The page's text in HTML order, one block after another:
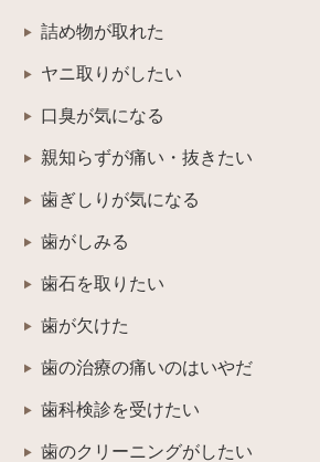
詰め物が取れた
ヤニ取りがしたい
口臭が気になる
親知らずが痛い・抜きたい
歯ぎしりが気になる
歯がしみる
歯石を取りたい
歯が欠けた
歯の治療の痛いのはいやだ
歯科検診を受けたい
歯のクリーニングがしたい